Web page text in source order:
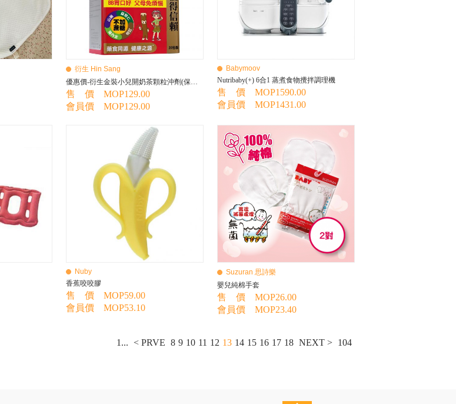
衍生 Hin Sang
優惠價-衍生金裝小兒開奶茶顆粒沖劑(保健食品)
售 價 MOP129.00
會員價 MOP129.00
Babymoov
Nutribaby(+) 6合1 蒸煮食物攪拌調理機
售 價 MOP1590.00
會員價 MOP1431.00
Nuby
香蕉咬咬膠
售 價 MOP59.00
會員價 MOP53.10
Suzuran 思詩樂
嬰兒純棉手套
售 價 MOP26.00
會員價 MOP23.40
1... < PRVE 8 9 10 11 12 13 14 15 16 17 18 NEXT > 104